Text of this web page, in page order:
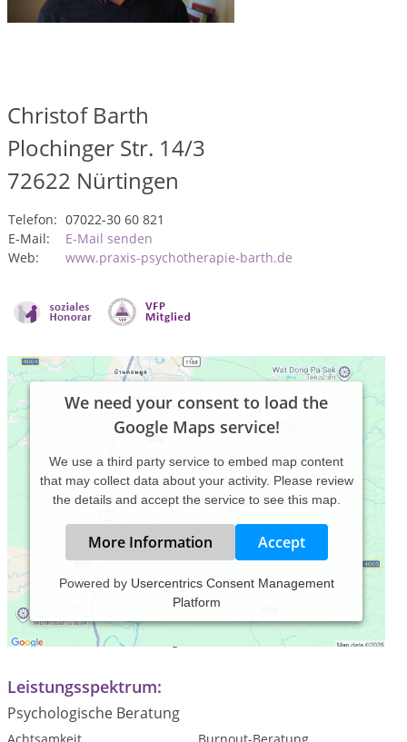
Christof Barth
Plochinger Str. 14/3
72622 Nürtingen
Telefon: 07022-30 60 821
E-Mail:
E-Mail senden
Web:
www.praxis-psychotherapie-barth.de
We need your consent to load the
Google Maps service!
We use a third party service to embed map content
that may collect data about your activity. Please review
the details and accept the service to see this map.
More Information Accept
Powered by Usercentrics Consent Management
Platform
Praxiszeiten:
Termine nach Vereinbarung.
Leistungsspektrum:
Psychologische Beratung